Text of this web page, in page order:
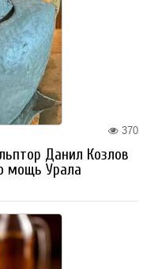
370
Данил Козлов
мощь Урала